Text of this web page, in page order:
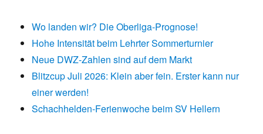
Wo landen wir? Die Oberliga-Prognose!
Hohe Intensität beim Lehrter Sommerturnier
Neue DWZ-Zahlen sind auf dem Markt
Blitzcup Juli 2026: Klein aber fein. Erster kann nur
einer werden!
Schachhelden-Ferienwoche beim SV Hellern